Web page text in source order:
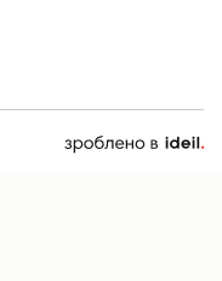
зроблено